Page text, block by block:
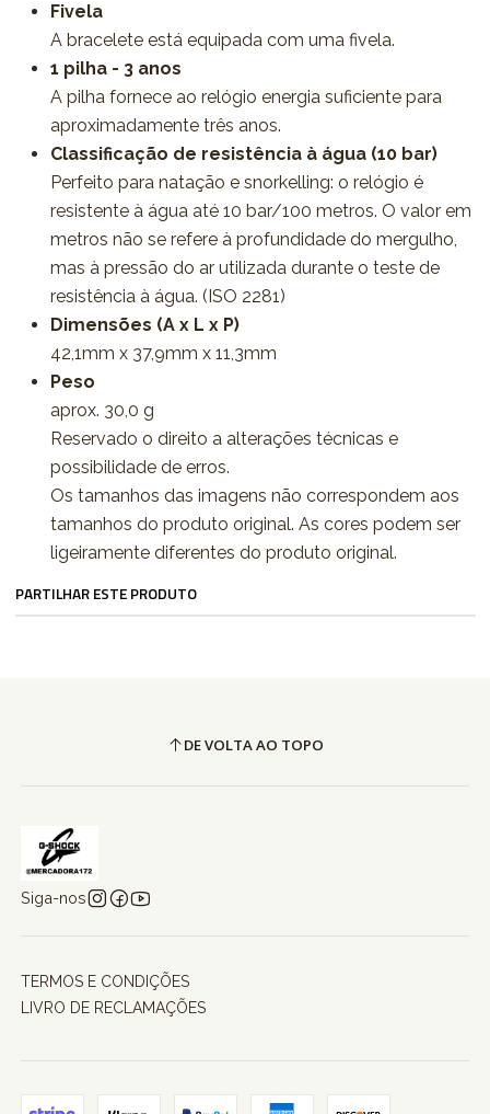
Fivela
A bracelete está equipada com uma fivela.
1 pilha - 3 anos
A pilha fornece ao relógio energia suficiente para
aproximadamente três anos.
Classificação de resistência à água (10 bar)
Perfeito para natação e snorkelling: o relógio é
resistente à água até 10 bar/100 metros. O valor em
metros não se refere à profundidade do mergulho,
mas à pressão do ar utilizada durante o teste de
resistência à água. (ISO 2281)
Dimensões (A x L x P)
42,1mm x 37,9mm x 11,3mm
Peso
aprox. 30,0 g
Reservado o direito a alterações técnicas e
possibilidade de erros.
Os tamanhos das imagens não correspondem aos
tamanhos do produto original. As cores podem ser
ligeiramente diferentes do produto original.
PARTILHAR ESTE PRODUTO
DE VOLTA AO TOPO
Siga-nos
TERMOS E CONDIÇÕES
LIVRO DE RECLAMAÇÕES